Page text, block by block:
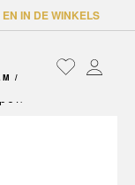
IN DE WINKELS
/